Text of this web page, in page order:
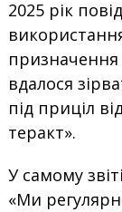
2025 рік
призначення
вдалося
під приціл
теракт».
У самому
«Ми